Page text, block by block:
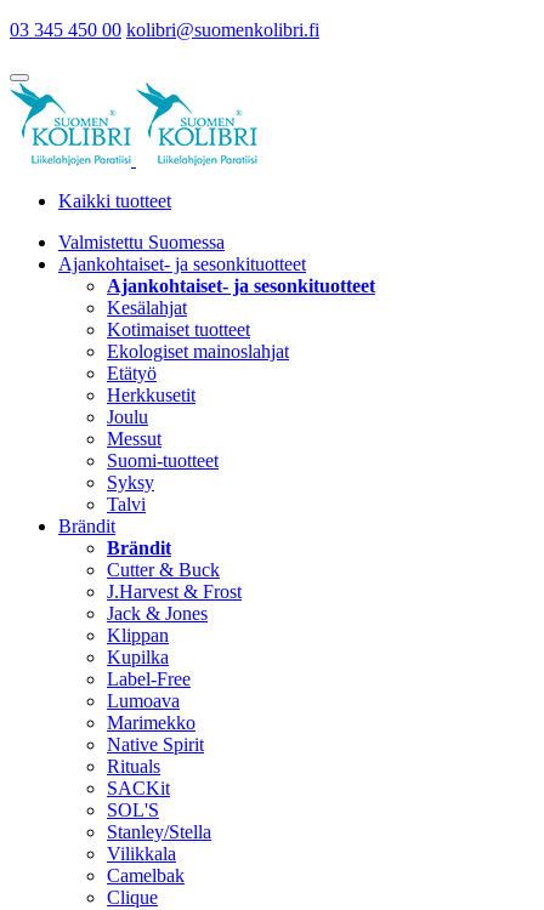
03 345 450 00 kolibri@suomenkolibri.fi
Kaikki tuotteet
Valmistettu Suomessa
Ajankohtaiset- ja sesonkituotteet
Ajankohtaiset- ja sesonkituotteet
Kesälahjat
Kotimaiset tuotteet
Ekologiset mainoslahjat
Etätyö
Herkkusetit
Joulu
Messut
Suomi-tuotteet
Syksy
Talvi
Brändit
Brändit
Cutter & Buck
J.Harvest & Frost
Jack & Jones
Klippan
Kupilka
Label-Free
Lumoava
Marimekko
Native Spirit
Rituals
SACKit
SOL'S
Stanley/Stella
Vilikkala
Camelbak
Clique